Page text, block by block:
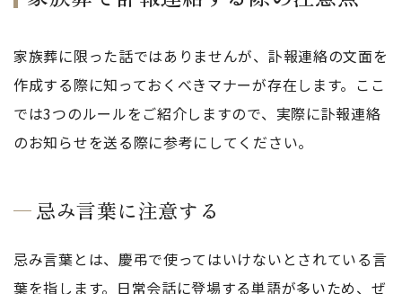
家族葬に限った話ではありませんが、訃報連絡の文面を
作成する際に知っておくべきマナーが存在します。ここ
では3つのルールをご紹介しますので、実際に訃報連絡
のお知らせを送る際に参考にしてください。
忌み言葉に注意する
忌み言葉とは、慶弔で使ってはいけないとされている言
葉を指します。日常会話に登場する単語が多いため、ぜ